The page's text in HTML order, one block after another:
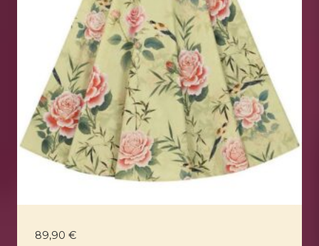
89,90 €